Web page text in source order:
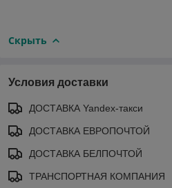
Скрыть
Условия доставки
ДОСТАВКА Yandex-такси
ДОСТАВКА ЕВРОПОЧТОЙ
ДОСТАВКА БЕЛПОЧТОЙ
ТРАНСПОРТНАЯ КОМПАНИЯ